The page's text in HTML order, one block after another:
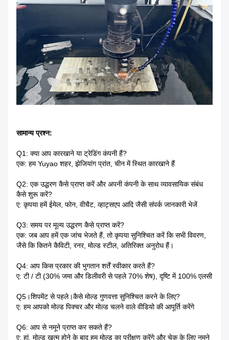
सामान्य प्रश्न:
Q1: क्या आप कारखाने या ट्रेडिंग कंपनी हैं?
एक: हम Yuyao शहर, झेजियांग प्रांत, चीन में स्थित कारखाने हैं
Q2: एक उद्धरण कैसे प्राप्त करें और अपनी कंपनी के साथ व्यावसायिक संबंध
कैसे शुरू करें?
ए: कृपया हमें ईमेल, फोन, वीचैट, व्हाट्सएप आदि जैसी संपर्क जानकारी भेजें
Q3: समय पर मूल्य उद्धरण कैसे प्राप्त करें?
एक: जब आप हमें एक जांच भेजते हैं, तो कृपया सुनिश्चित करें कि सभी विवरण,
जैसे कि कितने कैविटी, रनर, मोल्ड स्टील, अतिरिक्त अनुरोध हैं।
Q4: आप किस प्रकार की भुगतान शर्तें स्वीकार करते हैं?
ए: टी / टी (30% जमा और डिलीवरी से पहले 70% शेष), दृष्टि में 100% एलसी
Q5।शिपमेंट से पहले।कैसे मोल्ड गुणवत्ता सुनिश्चित करने के लिए?
ए: हम आपको मोल्ड पिक्चर और मोल्ड चलने वाले वीडियो की आपूर्ति करेंगे
Q6: आप से नमूने प्राप्त कर सकते हैं?
ए: हां, मोल्ड खत्म होने के बाद हम मोल्ड का परीक्षण करेंगे और चेक के लिए नमूने